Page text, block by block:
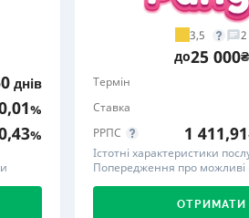
РЕЙТИНГ ДЕБЕТОВИХ
ЩОМІСЯЧНИЙ ОГЛЯД
КЕШБЕКУ
ПУТІВНИКИ ПО
БАНКІВСЬКИХ КАРТКАХ
ВСІ
днів
%
%
3,5 2
до25 000₴
Термін
Ставка
РРПС 1 411,91
Істотні характеристики
Попередження про можливі
ОТРИМАТИ